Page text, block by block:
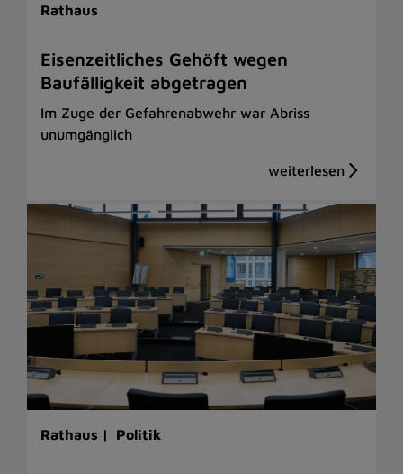
Rathaus
Eisenzeitliches Gehöft wegen
Baufälligkeit abgetragen
Im Zuge der Gefahrenabwehr war Abriss
unumgänglich
Rathaus | Politik